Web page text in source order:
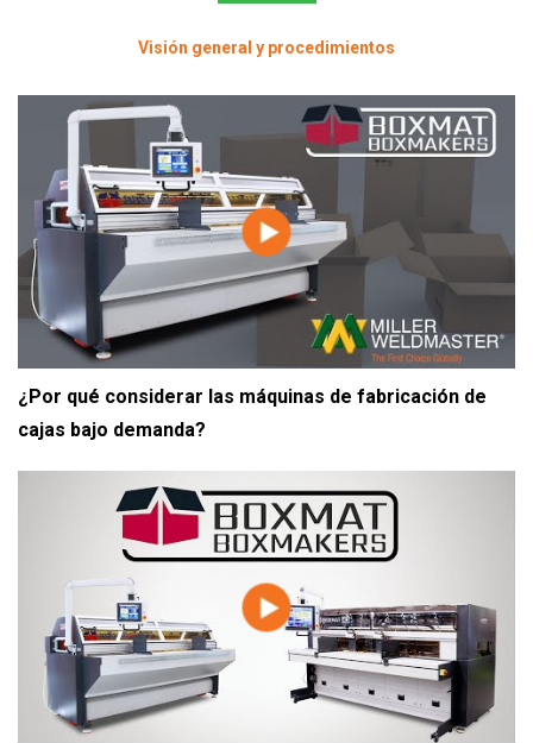
Visión general y procedimientos
¿Por qué considerar las máquinas de fabricación de
cajas bajo demanda?